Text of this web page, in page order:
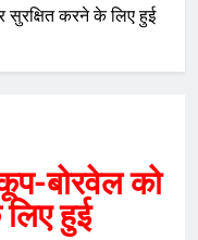
करने के लिए हुई
बोरवेल को
हुई